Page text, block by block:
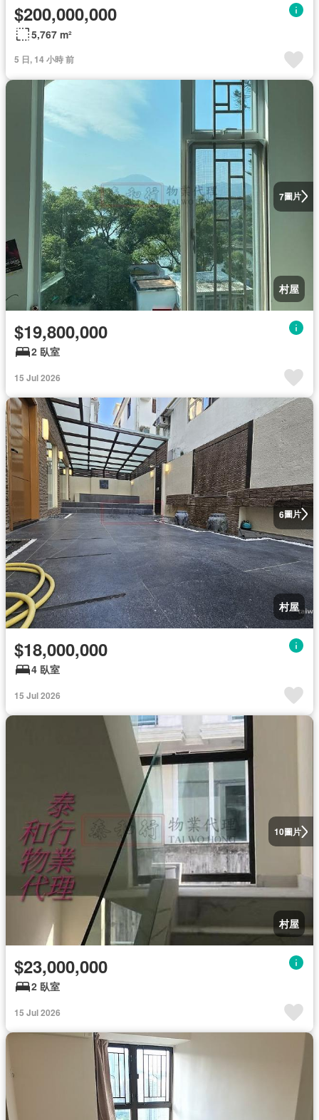
$200,000,000
5,767 m²
5 日, 14 小時 前
7圖片
村屋
$19,800,000
2 臥室
15 Jul 2026
6圖片
村屋
$18,000,000
4 臥室
15 Jul 2026
10圖片
村屋
$23,000,000
2 臥室
15 Jul 2026